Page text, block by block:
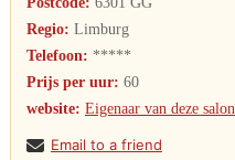
Regio: Limburg
Telefoon: *****
Prijs per uur: 60
website: Eigenaar van deze
Email to a friend